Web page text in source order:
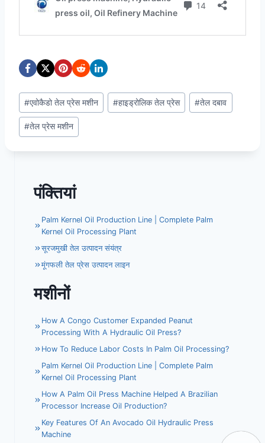
Post
Tags:
#एवोकैडो तेल प्रेस मशीन #हाइड्रोलिक तेल प्रेस #तेल दबाव
#तेल प्रेस मशीन
पंक्तियां
Palm Kernel Oil Production Line | Complete Palm
Kernel Oil Processing Plant
सूरजमुखी तेल उत्पादन संयंत्र
मूंगफली तेल प्रेस उत्पादन लाइन
मशीनों
How A Congo Customer Expanded Peanut
Processing With A Hydraulic Oil Press?
How To Reduce Labor Costs In Palm Oil Processing?
Palm Kernel Oil Production Line | Complete Palm
Kernel Oil Processing Plant
How A Palm Oil Press Machine Helped A Brazilian
Processor Increase Oil Production?
Key Features Of An Avocado Oil Hydraulic Press
Machine